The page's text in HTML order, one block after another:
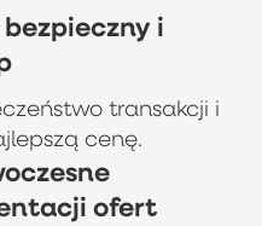
i
transakcji i
cenę.
ofert